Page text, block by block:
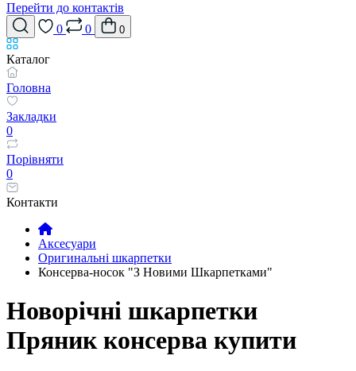
Перейти до контактів
0
0 0
Каталог
Головна
Закладки
0
Порівняти
0
Контакти
Аксесуари
Оригинальні шкарпетки
Консерва-носок "З Новими Шкарпетками"
Новорічні шкарпетки
Пряник консерва купити